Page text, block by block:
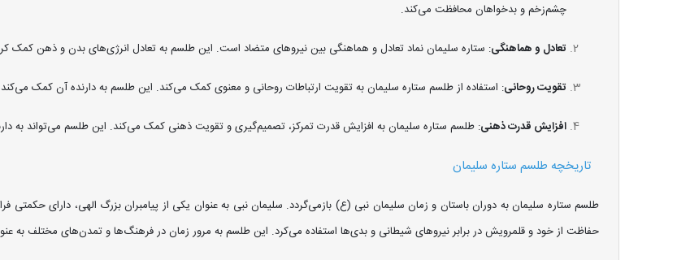
چشم‌زخم و بدخواهان محافظت می‌کند.
تعادل و هماهنگی: ستاره سلیمان نماد تعادل و هماهنگی بین نیروهای متضاد است. این طلسم به تعادل انرژی‌های بدن و ذهن کمک
تقویت روحانی: استفاده از طلسم ستاره سلیمان به تقویت ارتباطات روحانی و معنوی کمک می‌کند. این طلسم به دارنده آن کمک
افزایش قدرت ذهنی: طلسم ستاره سلیمان به افزایش قدرت تمرکز، تصمیم‌گیری و تقویت ذهنی کمک می‌کند. این طلسم می‌تواند به
تاریخچه طلسم ستاره سلیمان
طلسم ستاره سلیمان به دوران باستان و زمان سلیمان نبی (ع) بازمی‌گردد. سلیمان نبی به عنوان یکی از پیامبران بزرگ الهی، دارای حکمتی
حفاظت از خود و قلمرویش در برابر نیروهای شیطانی و بدی‌ها استفاده می‌کرد. این طلسم به مرور زمان در فرهنگ‌ها و تمدن‌های مختلف به